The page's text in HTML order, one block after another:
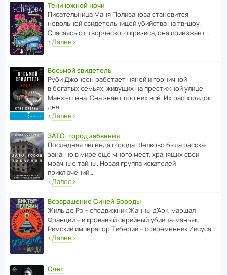
Тени южной ночи
Писа­тель­ница Маня Поли­ва­нова стано­вится
невольной свиде­тель­ницей убийства на тв-шоу.
Спасаясь от твор­че­с­кого кризиса, она приезжает…
‹Далее›
Восьмой свидетель
Руби Джонсон рабо­тает няней и горни­чной
в богатых семьях, живущих на прес­ти­жной улице
Манх­эт­тена. Она знает про них всё. Их распо­рядок
дня…
‹Далее›
ЗАТО: город забвения
После­дняя легенда города Шелково была расска­
зана, но в мире ещё много мест, хранящих свои
мрачные тайны. Новая группа иска­телей
приключений…
‹Далее›
Возвращение Синей Бороды
Жиль де Рэ – спод­ви­жник Жанны д’Арк, маршал
Франции – и кровавый серийный убийца-маньяк.
Римский импе­ратор Тиберий – совре­менник Иисуса…
‹Далее›
Счет